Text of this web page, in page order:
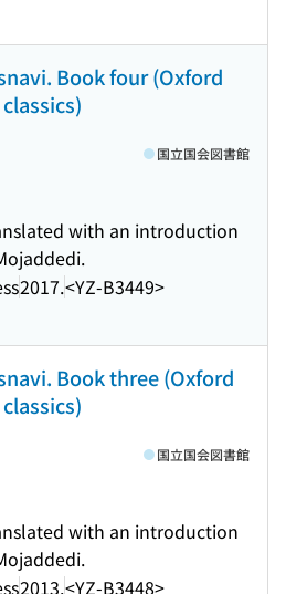
Book four (Oxford
with an introduction
2017.<YZ-B3449>
国立国会図書館
Book three (Oxford
with an introduction
2013.<YZ-B3448>
国立国会図書館